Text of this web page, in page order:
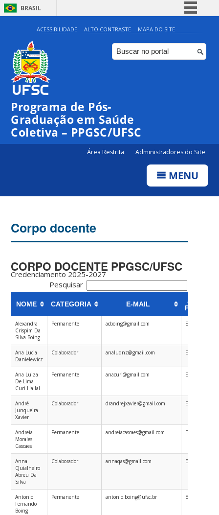
BRASIL
Simplifique!
Comunica BR
Participe
ACESSIBILIDADE ALTO CONTRASTE MAPA DO SITE
Programa de Pós-
Graduação em Saúde
Coletiva – PPGSC/UFSC
Área Restrita Administradores do Site
MENU
Corpo docente
CORPO DOCENTE PPGSC/UFSC
Credenciamento 2025-2027
Pesquisar
NOME CATEGORIA E-MAIL
ÁREA DE
Alexandra
Crispim Da
Silva Boing
Permanente acboing@gmail.com Epidemiologia
Ana Lucia
Danielewicz
Colaborador analudnz@gmail.com Epidemiologia
Ana Luiza
De Lima
Curi Hallal
Permanente anacuri@gmail.com Epidemiologia
André
Junqueira
Xavier
Colaborador drandrejxavier@gmail.com Epidemiologia
Andreia
Morales
Cascaes
Permanente andreiacascaes@gmail.com Epidemiologia
Anna
Quialheiro
Abreu Da
Silva
Colaborador annaqas@gmail.com Epidemiologia
Antonio
Fernando
Boing
Permanente antonio.boing@ufsc.br Epidemiologia